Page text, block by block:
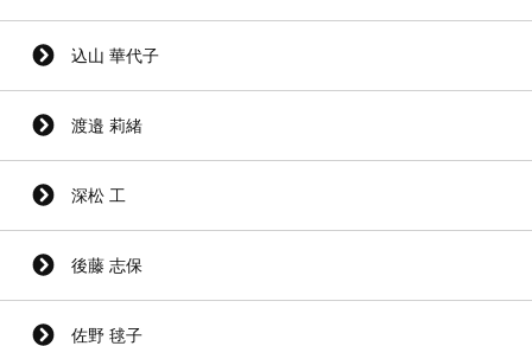
込山 華代子
渡邉 莉緒
深松 工
後藤 志保
佐野 毬子